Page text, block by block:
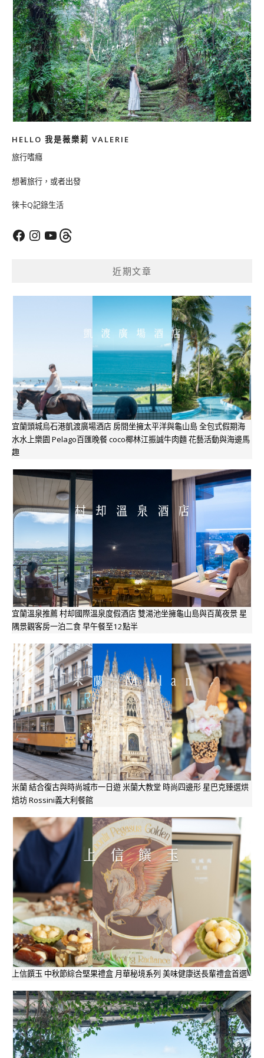
HELLO 我是薇樂莉 VALERIE
旅行嗜癮
想著旅行，或者出發
徠卡Q記錄生活
FacebookInstagram
YouTubeThreads
近期文章
宜蘭頭城烏石港凱渡廣場酒店 房間坐擁太平洋與龜山島 全包式假期海
水水上樂園 Pelago百匯晚餐 coco椰林江振誠牛肉麵 花藝活動與海邊馬
趣
宜蘭溫泉推薦 村却國際溫泉度假酒店 雙湯池坐擁龜山島與百萬夜景 星
隅景觀客房一泊二食 早午餐至12點半
米蘭 結合復古與時尚城市一日遊 米蘭大教堂 時尚四邊形 星巴克臻選烘
焙坊 Rossini義大利餐館
上信饌玉 中秋節綜合堅果禮盒 月華秘境系列 美味健康送長輩禮盒首選